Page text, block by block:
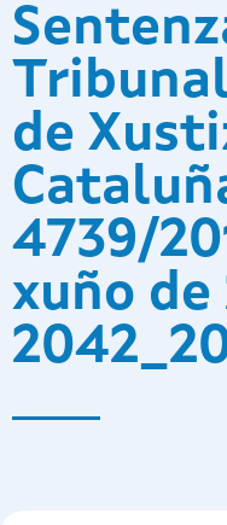
de
4739/
xuño de